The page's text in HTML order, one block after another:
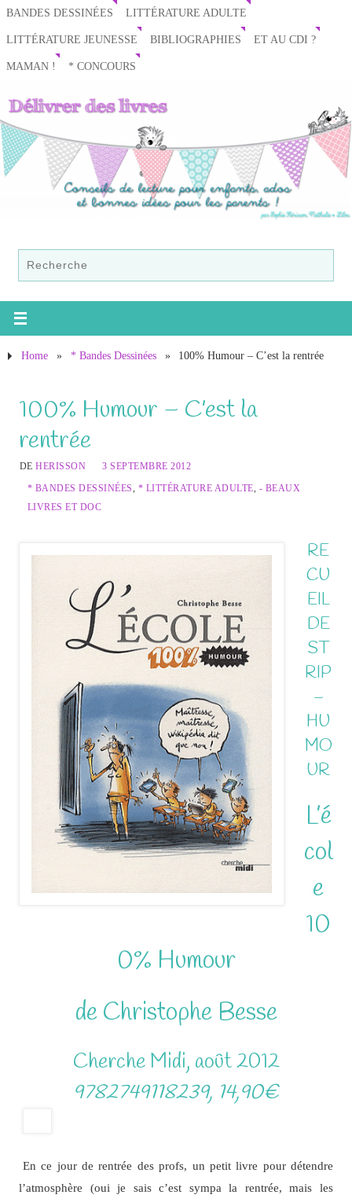
BANDES DESSINÉES LITTÉRATURE ADULTE
LITTÉRATURE JEUNESSE BIBLIOGRAPHIES ET AU CDI ?
MAMAN ! * CONCOURS
Home » * Bandes Dessinées » 100% Humour – C’est la rentrée
100% Humour – C’est la
rentrée
DEHERISSON
3 SEPTEMBRE 2012
* BANDES DESSINÉES, * LITTÉRATURE ADULTE, - BEAUX
LIVRES ET DOC
RE
CU
EIL
DE
ST
RIP
–
HU
MO
UR
L’é
col
e
10
0% Humour
de Christophe Besse
Cherche Midi, août 2012
9782749118239, 14,90€
En ce jour de rentrée des profs, un petit livre pour détendre
l’atmosphère (oui je sais c’est sympa la rentrée, mais les